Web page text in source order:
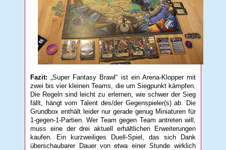
Fazit: „Super Fantasy Brawl“ ist ein Arena-Klopper mit
zwei bis vier kleinen Teams, die um Siegpunkt kämpfen.
Die Regeln sind leicht zu erlernen, wie schwer der Sieg
fällt, hängt vom Talent des/der Gegenspieler(s) ab. Die
Grundbox enthält leider nur gerade genug Miniaturen für
1-gegen-1-Partien. Wer Team gegen Team antreten will,
muss eine der drei aktuell erhältlichen Erweiterungen
kaufen. Ein kurzweiliges Duell-Spiel, das sich Dank
überschaubarer Dauer von etwa einer Stunde wirklich